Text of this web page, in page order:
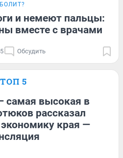
и немеют пальцы:
вместе с врачами
Обсудить
ТОП 5
самая высокая в
рассказал
края —